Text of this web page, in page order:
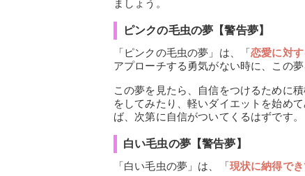
ましょう。
ピンクの毛虫の夢【警告夢】
「ピンクの毛虫の夢」は、「恋愛に対
アプローチする勇気がない時に、この
この夢を見たら、自信をつけるために
をしてみたり、軽いダイエットを始め
ば、次第に自信がついてくるはずです。
白い毛虫の夢【警告夢】
「白い毛虫の夢」は、「現状に納得で